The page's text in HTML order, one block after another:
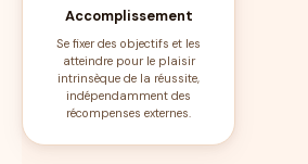
Accomplissement
Se fixer des objectifs et les
atteindre pour le plaisir
intrinsèque de la réussite,
indépendamment des
récompenses externes.